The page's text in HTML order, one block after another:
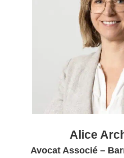
Alice
Avocat Associé –